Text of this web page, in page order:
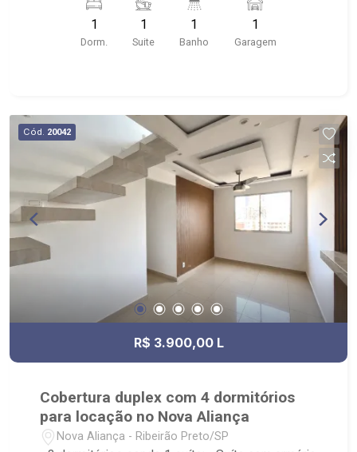
portaria 24 horas, sala de estudos, biblioteca,
cozinha gourmet, lavanderia, piscina e
churrasqueira; - Próximo ao Estádio Santa Cruz -
1
Dorm.
1
Suite
1
Banho
1
Garagem
Cód. 20042
R$ 3.900,00 L
Cobertura duplex com 4 dormitórios
para locação no Nova Aliança
Nova Aliança - Ribeirão Preto/SP